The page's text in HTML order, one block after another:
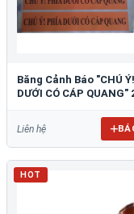
Băng Cảnh Báo "CHÚ
DƯỚI CÓ CÁP QUANG"
Liên hệ
HOT